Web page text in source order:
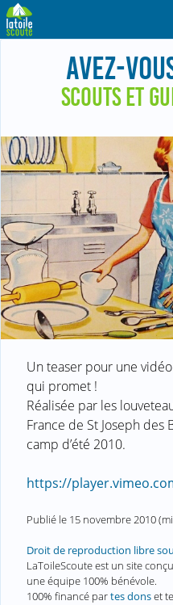
AVEZ-
SCOUTS ET
Un teaser pour une
qui promet !
Réalisée par les
France de St Joseph
camp d’été 2010.
https://
Publié le 15 novembre 2010
Droit de reproduction libre
LaToileScoute est un site
une équipe 100% bénévole.
100% financé partes donset